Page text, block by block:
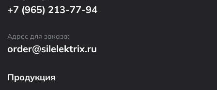
+7 (965) 213-77-94
Адрес для заказа:
order@silelektrix.ru
Продукция